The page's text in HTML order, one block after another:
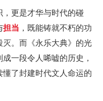
更是才华与时代的碰
担当 ，既能铸就不朽的功
。而《永乐大典》的光
一段令人唏嘘的历史，
了封建时代文人命运的